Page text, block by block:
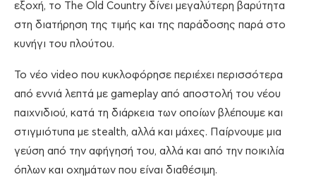
εξοχή, το The Old Country δίνει μεγαλύτερη βαρύτητα
στη διατήρηση της τιμής και της παράδοσης παρά στο
κυνήγι του πλούτου.
Το νέο video που κυκλοφόρησε περιέχει περισσότερα
από εννιά λεπτά με gameplay από αποστολή του νέου
παιχνιδιού, κατά τη διάρκεια των οποίων βλέπουμε και
στιγμιότυπα με stealth, αλλά και μάχες. Παίρνουμε μια
γεύση από την αφήγησή του, αλλά και από την ποικιλία
όπλων και οχημάτων που είναι διαθέσιμη.